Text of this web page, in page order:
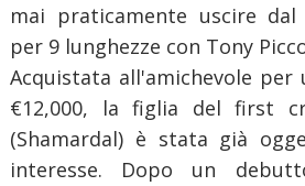
mai praticamente uscire dal
per 9 lunghezze con Tony
Acquistata all'amichevole per
€12,000, la figlia del first
(Shamardal) è stata già
interesse. Dopo un